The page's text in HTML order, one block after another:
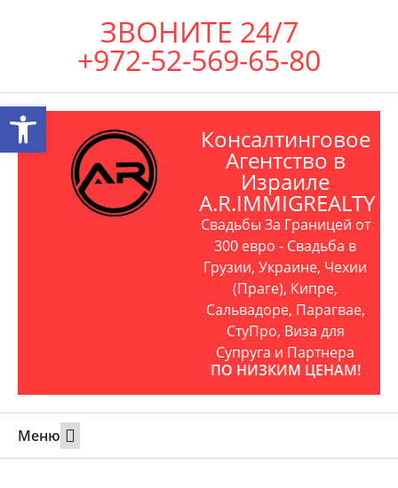
ЗВОНИТЕ 24/7
+972-52-569-65-80
Консалтинговое
Агентство в
Израиле
A.R.IMMIGREALTY
Свадьбы За Границей от
300 евро - Свадьба в
Грузии, Украине, Чехии
(Праге), Кипре,
Сальвадоре, Парагвае,
СтуПро, Виза для
Супруга и Партнера
ПО НИЗКИМ ЦЕНАМ!
Меню
Открыть панель инструментов